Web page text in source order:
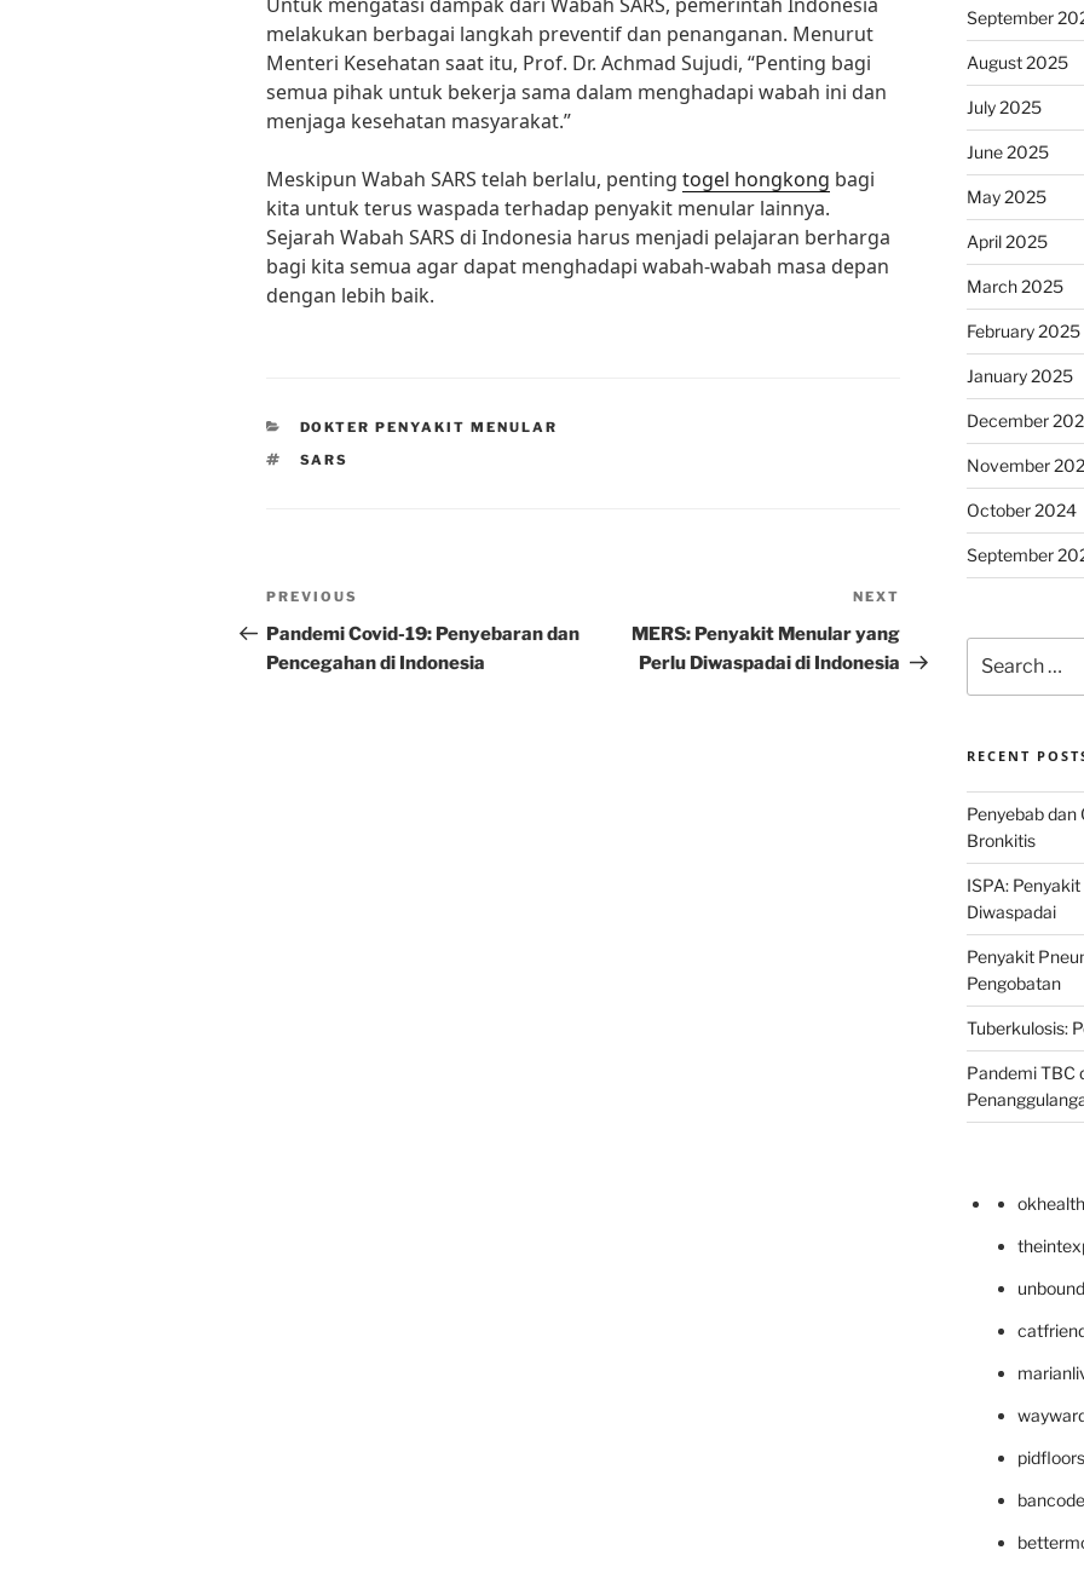
melakukan berbagai langkah preventif dan penanganan. Menurut
Menteri Kesehatan saat itu, Prof. Dr. Achmad Sujudi, “Penting bagi
semua pihak untuk bekerja sama dalam menghadapi wabah ini dan
menjaga kesehatan masyarakat.”
Meskipun Wabah SARS telah berlalu, penting togel hongkong bagi
kita untuk terus waspada terhadap penyakit menular lainnya.
Sejarah Wabah SARS di Indonesia harus menjadi pelajaran berharga
bagi kita semua agar dapat menghadapi wabah-wabah masa depan
dengan lebih baik.
CATEGORIES
DOKTER PENYAKIT MENULAR
TAGS
SARS
Post
navigation
Previous
Post
PREVIOUS
Pandemi Covid-19: Penyebaran dan
Pencegahan di Indonesia
Post
NEXT
MERS: Penyakit Menular yang
Perlu Diwaspadai di Indonesia
September
August 2025
July 2025
June 2025
May 2025
April 2025
March 2025
February 2025
January 2025
December
November
October 2024
September
for:
RECENT
Penyebab dan
Bronkitis
ISPA:
Diwaspadai
Penyakit
Pengobatan
Tuberkulosis:
Pandemi TBC